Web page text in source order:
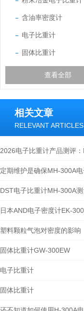
含油率密度计
电子比重计
固体比重计
查看全部
相关文章
RELEVANT ARTICLES
塑料颗粒气泡对密度的影响
固体比重计GW-300EW
电子比重计
固体比重计